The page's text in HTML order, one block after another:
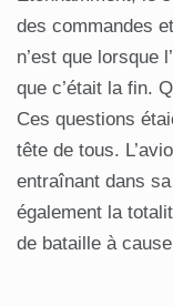
des commandes
n’est que lorsque
que c’était la fin.
Ces questions
tête de tous.
entraînant dans
également la
de bataille à